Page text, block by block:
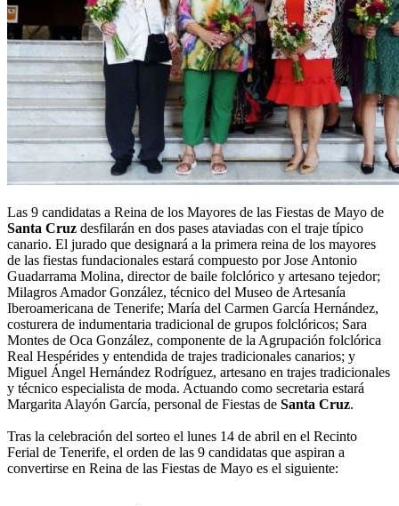
Las 9 candidatas a Reina de los Mayores de las Fiestas de Mayo de
Santa Cruz desfilarán en dos pases ataviadas con el traje típico
canario. El jurado que designará a la primera reina de los mayores
de las fiestas fundacionales estará compuesto por Jose Antonio
Guadarrama Molina, director de baile folclórico y artesano tejedor;
Milagros Amador González, técnico del Museo de Artesanía
Iberoamericana de Tenerife; María del Carmen García Hernández,
costurera de indumentaria tradicional de grupos folclóricos; Sara
Montes de Oca González, componente de la Agrupación folclórica
Real Hespérides y entendida de trajes tradicionales canarios; y
Miguel Ángel Hernández Rodríguez, artesano en trajes tradicionales
y técnico especialista de moda. Actuando como secretaria estará
Margarita Alayón García, personal de Fiestas de Santa Cruz.
Tras la celebración del sorteo el lunes 14 de abril en el Recinto
Ferial de Tenerife, el orden de las 9 candidatas que aspiran a
convertirse en Reina de las Fiestas de Mayo es el siguiente: